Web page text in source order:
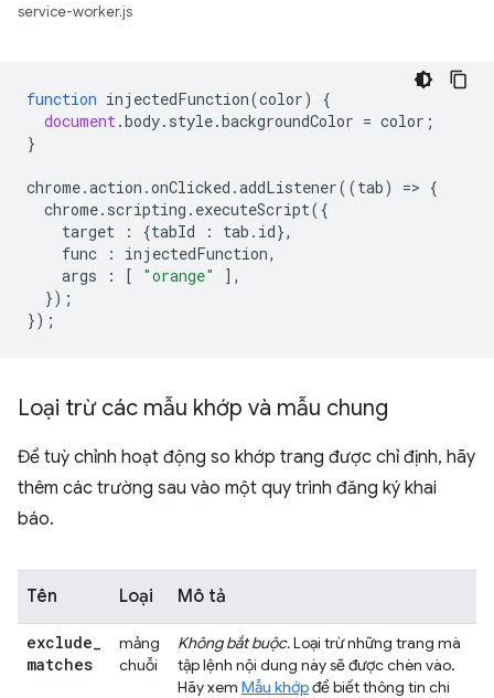
service-worker.js
function injectedFunction(color)
{
document.body. style.backgroundColor = color ;
}
chrome.action .onClicked .addListener((tab) => {
chrome. scripting . executeScript({
target
: {tabId : tab . id},
func
: injectedFunction,
args
: [ "orange"
],
});
});
Loại trừ các mẫu khớp và mẫu chung
Để tuỳ chỉnh hoạt động so khớp trang được chỉ định, hãy
thêm các trường sau vào một quy trình đăng ký khai
báo.
Tên Loại Mô tả
exclude_
matches
mảng
chuỗi
Không bắt buộc.Loại trừ những trang mà
tập lệnh nội dung này sẽ được chèn vào.
Hãy xem Mẫu khớpđể biết thông tin chi